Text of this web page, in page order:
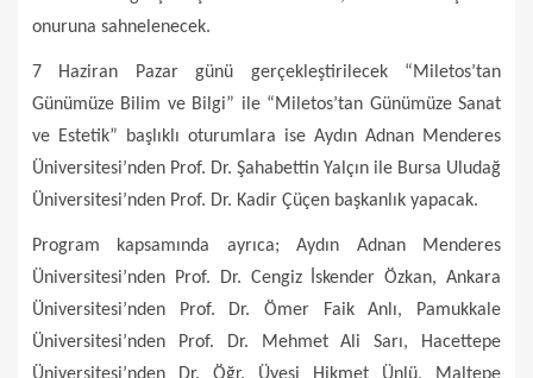
onuruna sahnelenecek.
7 Haziran Pazar günü gerçekleştirilecek “Miletos’tan
Günümüze Bilim ve Bilgi” ile “Miletos’tan Günümüze Sanat
ve Estetik” başlıklı oturumlara ise Aydın Adnan Menderes
Üniversitesi’nden Prof. Dr. Şahabettin Yalçın ile Bursa Uludağ
Üniversitesi’nden Prof. Dr. Kadir Çüçen başkanlık yapacak.
Program kapsamında ayrıca; Aydın Adnan Menderes
Üniversitesi’nden Prof. Dr. Cengiz İskender Özkan, Ankara
Üniversitesi’nden Prof. Dr. Ömer Faik Anlı, Pamukkale
Üniversitesi’nden Prof. Dr. Mehmet Ali Sarı, Hacettepe
Üniversitesi’nden Dr. Öğr. Üyesi Hikmet Ünlü, Maltepe